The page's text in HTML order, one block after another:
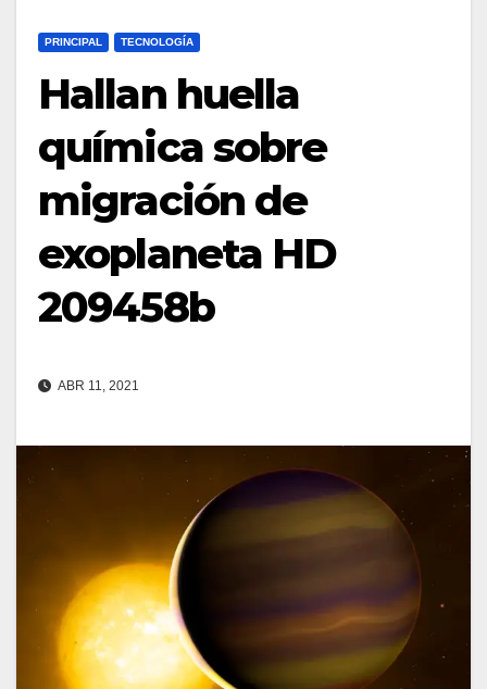
PRINCIPAL TECNOLOGÍA
Hallan huella
química sobre
migración de
exoplaneta HD
209458b
ABR 11, 2021